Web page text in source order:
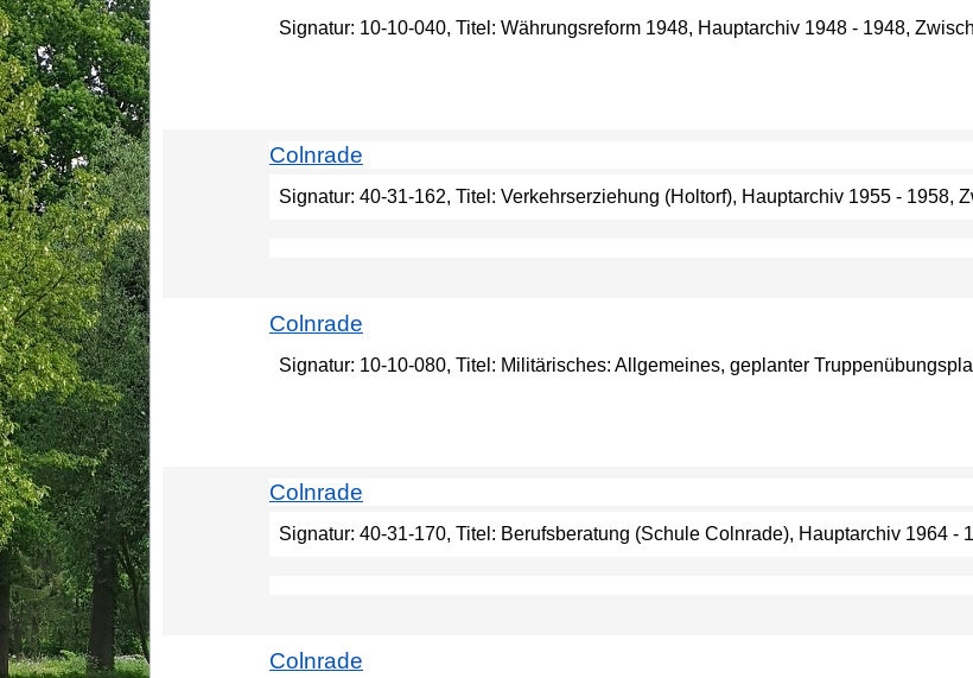
Signatur: 10-10-040, Titel: Währungsreform 1948, Hauptarchiv 1948 - 1948,
Colnrade
Signatur: 40-31-162, Titel: Verkehrserziehung (Holtorf), Hauptarchiv 1955 - 1958,
Colnrade
Signatur: 10-10-080, Titel: Militärisches: Allgemeines, geplanter
Colnrade
Signatur: 40-31-170, Titel: Berufsberatung (Schule Colnrade), Hauptarchiv 1964 -
Colnrade